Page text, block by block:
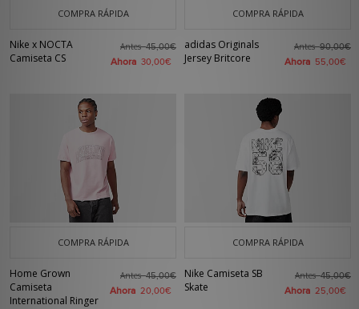
COMPRA RÁPIDA
Nike x NOCTA
Camiseta CS
Antes45,00€
Ahora 30,00€
COMPRA RÁPIDA
adidas Originals
Jersey Britcore
Antes90,00€
Ahora 55,00€
COMPRA RÁPIDA
Home Grown
Camiseta
International Ringer
Antes45,00€
Ahora 20,00€
COMPRA RÁPIDA
Nike Camiseta SB
Skate
Antes45,00€
Ahora 25,00€